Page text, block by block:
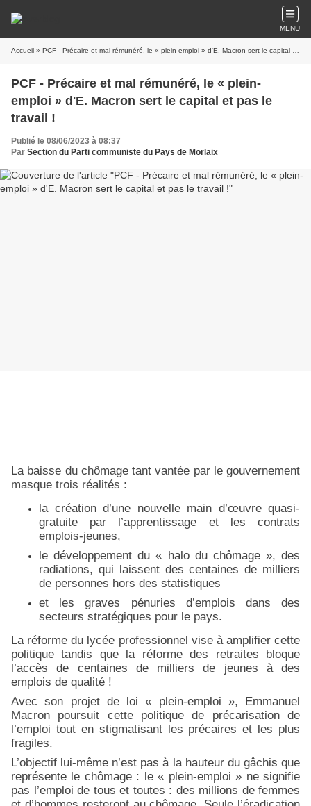
MENU
Accueil » PCF - Précaire et mal rémunéré, le « plein-emploi » d'E. Macron sert le capital et pas le travail !
PCF - Précaire et mal rémunéré, le « plein-
emploi » d'E. Macron sert le capital et pas le
travail !
Publié le 08/06/2023 à 08:37
Par Section du Parti communiste du Pays de Morlaix
La baisse du chômage tant vantée par le gouvernement
masque trois réalités :
la création d’une nouvelle main d’œuvre quasi-
gratuite par l’apprentissage et les contrats
emplois-jeunes,
le développement du « halo du chômage », des
radiations, qui laissent des centaines de milliers
de personnes hors des statistiques
et les graves pénuries d’emplois dans des
secteurs stratégiques pour le pays.
La réforme du lycée professionnel vise à amplifier cette
politique tandis que la réforme des retraites bloque
l’accès de centaines de milliers de jeunes à des
emplois de qualité !
Avec son projet de loi « plein-emploi », Emmanuel
Macron poursuit cette politique de précarisation de
l’emploi tout en stigmatisant les précaires et les plus
fragiles.
L’objectif lui-même n’est pas à la hauteur du gâchis que
représente le chômage : le « plein-emploi » ne signifie
pas l’emploi de tous et toutes : des millions de femmes